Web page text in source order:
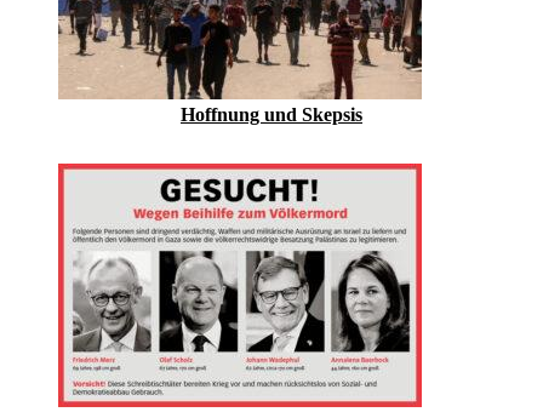
Hoffnung und Skepsis